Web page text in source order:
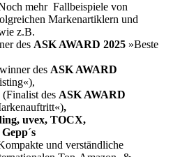
mehr Fallbeispiele von
Markenartiklern und
z.B.
des ASK AWARD 2025 »Beste
des ASK AWARD
(Finalist des ASK AWARD
«),
uvex, TOCX,
Gepp´s
und verständliche